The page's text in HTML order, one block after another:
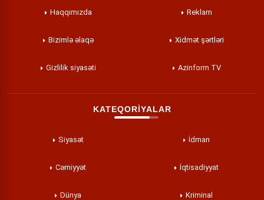
Haqqımızda Reklam
Bizimlə əlaqə Xidmət şərtləri
Gizlilik siyasəti Azinform TV
KATEQORİYALAR
Siyasət İdman
Cəmiyyət İqtisadiyyat
Dünya Kriminal